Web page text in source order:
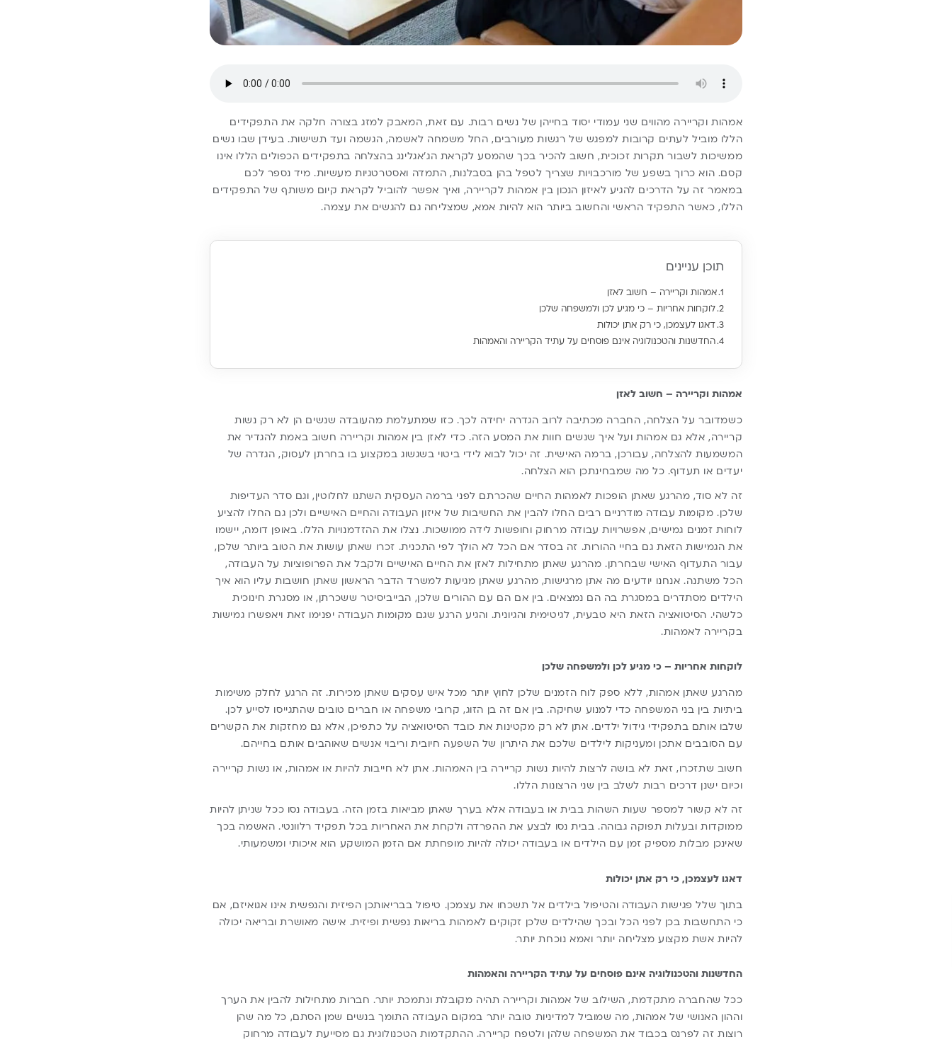
אמהות וקריירה מהווים שני עמודי יסוד בחייהן של נשים רבות. עם זאת, המאבק למזג בצורה חלקה את התפקידים
הללו מוביל לעתים קרובות למפגש של רגשות מעורבים, החל משמחה לאשמה, הגשמה ועד תשישות. בעידן שבו נשים
ממשיכות לשבור תקרות זכוכית, חשוב להכיר בכך שהמסע לקראת הג’אגלינג בהצלחה בתפקידים הכפולים הללו אינו
קסם. הוא כרוך בשפע של מורכבויות שצריך לטפל בהן בסבלנות, התמדה ואסטרטגיות מעשיות. מיד נספר לכם
במאמר זה על הדרכים להגיע לאיזון הנכון בין אמהות לקריירה, ואיך אפשר להוביל לקראת קיום משותף של התפקידים
הללו, כאשר התפקיד הראשי והחשוב ביותר הוא להיות אמא, שמצליחה גם להגשים את עצמה.
תוכן עניינים
אמהות וקריירה – חשוב לאזן
לוקחות אחריות – כי מגיע לכן ולמשפחה שלכן
דאגו לעצמכן, כי רק אתן יכולות
החדשנות והטכנולוגיה אינם פוסחים על עתיד הקריירה והאמהות
אמהות וקריירה – חשוב לאזן
כשמדובר על הצלחה, החברה מכתיבה לרוב הגדרה יחידה לכך. כזו שמתעלמת מהעובדה שנשים הן לא רק נשות
קריירה, אלא גם אמהות ועל איך שנשים חוות את המסע הזה. כדי לאזן בין אמהות וקריירה חשוב באמת להגדיר את
המשמעות להצלחה, עבורכן, ברמה האישית. זה יכול לבוא לידי ביטוי בשגשוג במקצוע בו בחרתן לעסוק, הגדרה של
יעדים או תעדוף. כל מה שמבחינתכן הוא הצלחה.
זה לא סוד, מהרגע שאתן הופכות לאמהות החיים שהכרתם לפני ברמה העסקית השתנו לחלוטין, וגם סדר העדיפות
שלכן. מקומות עבודה מודרניים רבים החלו להבין את החשיבות של איזון העבודה והחיים האישיים ולכן גם החלו להציע
לוחות זמנים גמישים, אפשרויות עבודה מרחוק וחופשות לידה ממושכות. נצלו את ההזדמנויות הללו. באופן דומה, יישמו
את הגמישות הזאת גם בחיי ההורות. זה בסדר אם הכל לא הולך לפי התכנית. זכרו שאתן עושות את הטוב ביותר שלכן,
עבור התעדוף האישי שבחרתן. מהרגע שאתן מתחילות לאזן את החיים האישיים ולקבל את הפרופוציות על העבודה,
הכל משתנה. אנחנו יודעים מה אתן מרגישות, מהרגע שאתן מגיעות למשרד הדבר הראשון שאתן חושבות עליו הוא איך
הילדים מסתדרים במסגרת בה הם נמצאים. בין אם הם עם ההורים שלכן, הבייביסיטר ששכרתן, או מסגרת חינוכית
כלשהי. הסיטואציה הזאת היא טבעית, לגיטימית והגיונית. והגיע הרגע שגם מקומות העבודה יפנימו זאת ויאפשרו גמישות
בקריירה לאמהות.
לוקחות אחריות – כי מגיע לכן ולמשפחה שלכן
מהרגע שאתן אמהות, ללא ספק לוח הזמנים שלכן לחוץ יותר מכל איש עסקים שאתן מכירות. זה הרגע לחלק משימות
ביתיות בין בני המשפחה כדי למנוע שחיקה. בין אם זה בן הזוג, קרובי משפחה או חברים טובים שהתגייסו לסייע לכן.
שלבו אותם בתפקידי גידול ילדים. אתן לא רק מקטינות את כובד הסיטואציה על כתפיכן, אלא גם מחזקות את הקשרים
עם הסובבים אתכן ומעניקות לילדים שלכם את היתרון של השפעה חיובית וריבוי אנשים שאוהבים אותם בחייהם.
חשוב שתזכרו, זאת לא בושה לרצות להיות נשות קריירה בין האמהות. אתן לא חייבות להיות או אמהות, או נשות קריירה
וכיום ישנן דרכים רבות לשלב בין שני הרצונות הללו.
זה לא קשור למספר שעות השהות בבית או בעבודה אלא בערך שאתן מביאות בזמן הזה. בעבודה נסו ככל שניתן להיות
ממוקדות ובעלות תפוקה גבוהה. בבית נסו לבצע את ההפרדה ולקחת את האחריות בכל תפקיד רלוונטי. האשמה בכך
שאינכן מבלות מספיק זמן עם הילדים או בעבודה יכולה להיות מופחתת אם הזמן המושקע הוא איכותי ומשמעותי.
דאגו לעצמכן, כי רק אתן יכולות
בתוך שלל פגישות העבודה והטיפול בילדים אל תשכחו את עצמכן. טיפול בבריאותכן הפיזית והנפשית אינו אגואיזם, אם
כי התחשבות בכן לפני הכל ובכך שהילדים שלכן זקוקים לאמהות בריאות נפשית ופיזית. אישה מאושרת ובריאה יכולה
להיות אשת מקצוע מצליחה יותר ואמא נוכחת יותר.
החדשנות והטכנולוגיה אינם פוסחים על עתיד הקריירה והאמהות
ככל שהחברה מתקדמת, השילוב של אמהות וקריירה תהיה מקובלת ונתמכת יותר. חברות מתחילות להבין את הערך
וההון האנושי של אמהות, מה שמוביל למדיניות טובה יותר במקום העבודה התומך בנשים שמן הסתם, כל מה שהן
רוצות זה לפרנס בכבוד את המשפחה שלהן ולטפח קריירה. ההתקדמות הטכנולוגית גם מסייעת לעבודה מרחוק